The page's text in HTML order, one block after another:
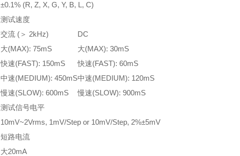
±0.1% (R, Z, X, G, Y, B, L, C)
测试速度
交流 (＞ 2kHz)
DC
大(MAX): 75mS
大(MAX): 30mS
快速(FAST): 150mS
快速(FAST): 60mS
中速(MEDIUM): 450mS中速(MEDIUM): 120mS
慢速(SLOW): 600mS
慢速(SLOW): 900mS
测试信号电平
10mV~2Vrms, 1mV/Step or 10mV/Step, 2%±5mV
短路电流
大20mA